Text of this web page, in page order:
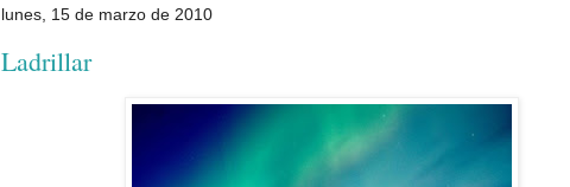
lunes, 15 de marzo de 2010
Ladrillar